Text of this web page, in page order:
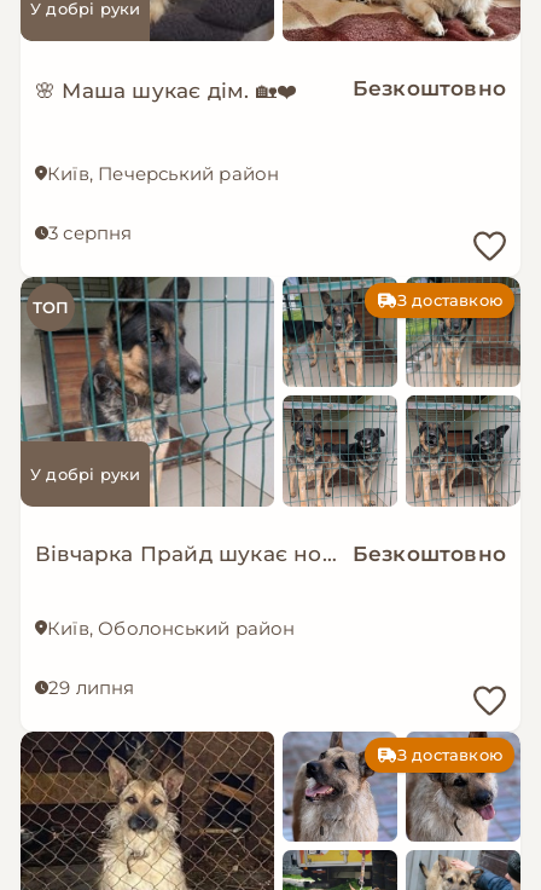
У добрі руки
🌸 Маша шукає дім. 🏡❤️ Безкоштовно
Київ, Печерський район
3 серпня
ТОП З доставкою
У добрі руки
Вівчарка Прайд шукає нову сім’ю! Безкоштовно
Київ, Оболонський район
29 липня
З доставкою